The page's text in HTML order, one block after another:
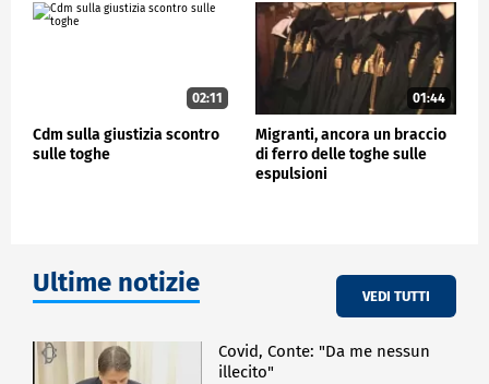
02:11
Cdm sulla giustizia scontro
sulle toghe
01:44
Migranti, ancora un braccio
di ferro delle toghe sulle
espulsioni
Ultime notizie VEDI TUTTI
Covid, Conte: "Da me nessun
illecito"